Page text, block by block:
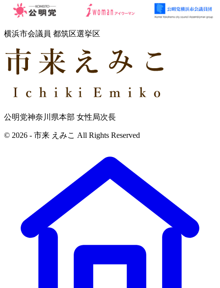
横浜市会議員 都筑区選挙区
公明党神奈川県本部 女性局次長
© 2026 - 市来 えみこ All Rights Reserved